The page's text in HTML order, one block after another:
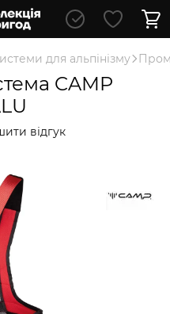
для альпінізму
CAMP
відгук